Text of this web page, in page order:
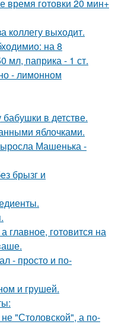
время готовки 20 мин+
коллегу выходит.
на 8
мл, паприка - 1 ст.
- лимонном
в детстве.
яблочками.
Машенька -
брызг и
главное, готовится на
- просто и по-
и грушей.
"Столовской", а по-